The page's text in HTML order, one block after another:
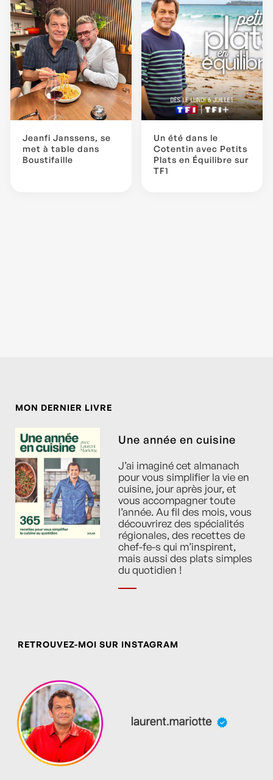
Jeanfi Janssens, se
met à table dans
Boustifaille
Un été dans le
Cotentin avec Petits
Plats en Équilibre sur
TF1
MON DERNIER LIVRE
Une année en cuisine
J’ai imaginé cet almanach
pour vous simplifier la vie en
cuisine, jour après jour, et
vous accompagner toute
l’année. Au fil des mois, vous
découvrirez des spécialités
régionales, des recettes de
chef-fe-s qui m’inspirent,
mais aussi des plats simples
du quotidien !
RETROUVEZ-MOI SUR INSTAGRAM